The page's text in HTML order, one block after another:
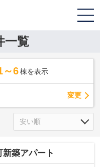
一覧
～6 棟を表示
変更
築アパート